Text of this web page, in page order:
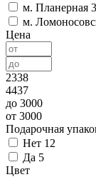
м. Планерная 3
м.
Цена
2338
4437
до 3000
от 3000
Подарочная
Нет 12
Да 5
Цвет